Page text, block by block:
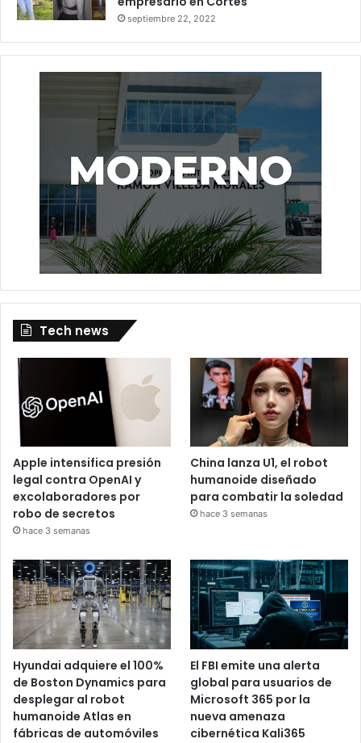
septiembre 22, 2022
Tech news
Apple intensifica presión
legal contra OpenAI y
excolaboradores por
robo de secretos
hace 3 semanas
China lanza U1, el robot
humanoide diseñado
para combatir la soledad
hace 3 semanas
Hyundai adquiere el 100%
de Boston Dynamics para
desplegar al robot
humanoide Atlas en
fábricas de automóviles
El FBI emite una alerta
global para usuarios de
Microsoft 365 por la
nueva amenaza
cibernética Kali365